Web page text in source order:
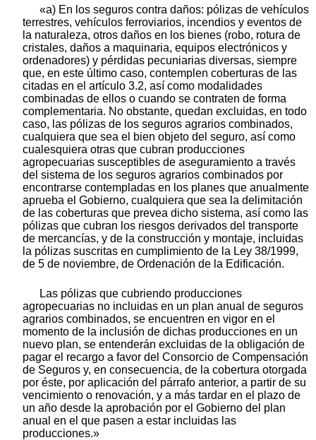
«a) En los seguros contra daños: pólizas de vehículos
terrestres, vehículos ferroviarios, incendios y eventos de
la naturaleza, otros daños en los bienes (robo, rotura de
cristales, daños a maquinaria, equipos electrónicos y
ordenadores) y pérdidas pecuniarias diversas, siempre
que, en este último caso, contemplen coberturas de las
citadas en el artículo 3.2, así como modalidades
combinadas de ellos o cuando se contraten de forma
complementaria. No obstante, quedan excluidas, en todo
caso, las pólizas de los seguros agrarios combinados,
cualquiera que sea el bien objeto del seguro, así como
cualesquiera otras que cubran producciones
agropecuarias susceptibles de aseguramiento a través
del sistema de los seguros agrarios combinados por
encontrarse contempladas en los planes que anualmente
aprueba el Gobierno, cualquiera que sea la delimitación
de las coberturas que prevea dicho sistema, así como las
pólizas que cubran los riesgos derivados del transporte
de mercancías, y de la construcción y montaje, incluidas
la pólizas suscritas en cumplimiento de la Ley 38/1999,
de 5 de noviembre, de Ordenación de la Edificación.
Las pólizas que cubriendo producciones
agropecuarias no incluidas en un plan anual de seguros
agrarios combinados, se encuentren en vigor en el
momento de la inclusión de dichas producciones en un
nuevo plan, se entenderán excluidas de la obligación de
pagar el recargo a favor del Consorcio de Compensación
de Seguros y, en consecuencia, de la cobertura otorgada
por éste, por aplicación del párrafo anterior, a partir de su
vencimiento o renovación, y a más tardar en el plazo de
un año desde la aprobación por el Gobierno del plan
anual en el que pasen a estar incluidas las
producciones.»